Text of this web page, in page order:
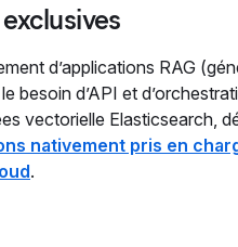
d’applications RAG
besoin d’API et
vectorielle Elasticsearch,
nativement pris en
.